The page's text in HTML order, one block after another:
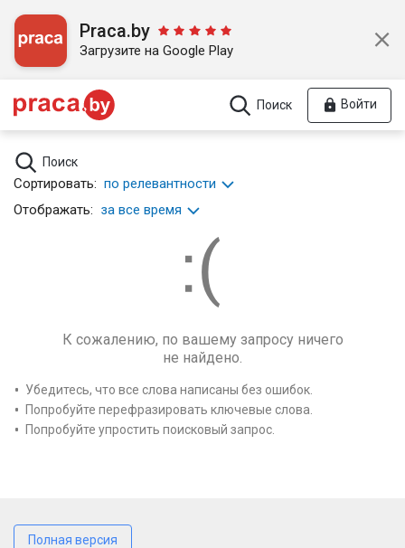
Praca.by
Загрузите на Google Play
Поиск Войти
Поиск
Сортировать: по релевантности
Отображать: за все время
К сожалению, по вашему запросу ничего
не найдено.
Убедитесь, что все слова написаны без ошибок.
Попробуйте перефразировать ключевые слова.
Попробуйте упростить поисковый запрос.
Полная версия